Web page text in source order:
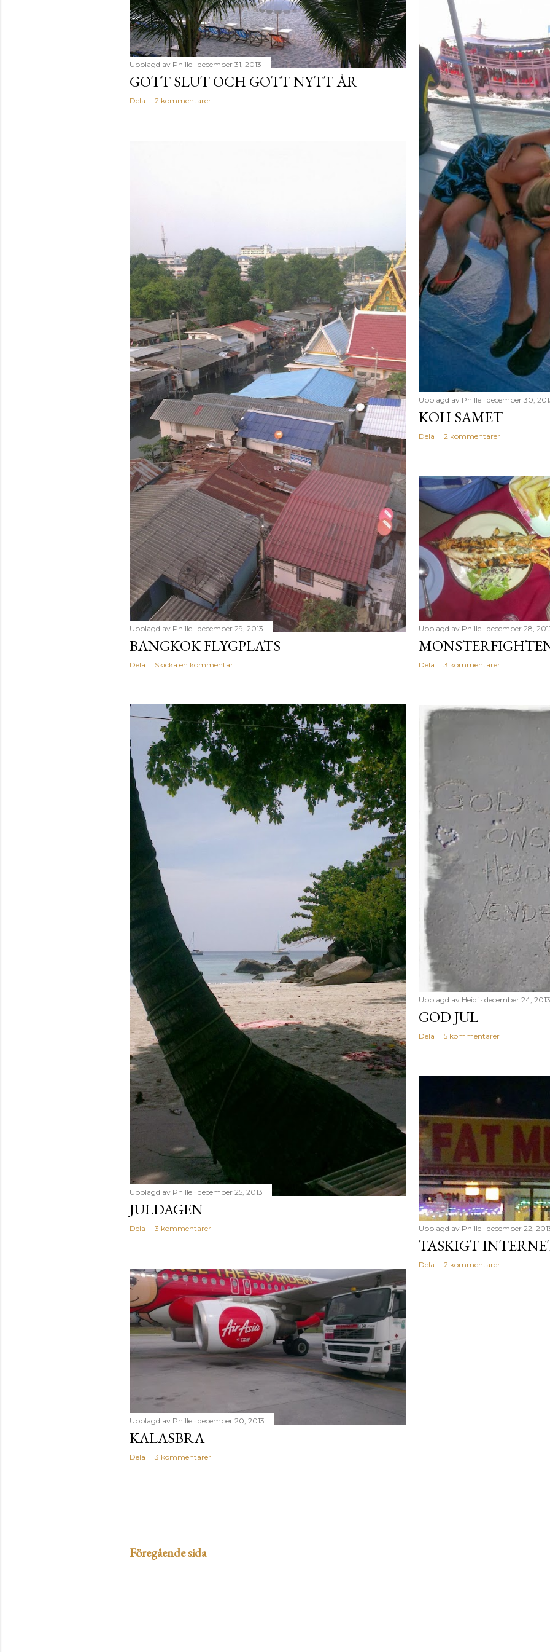
Upplagd av Phille december 31, 2013
GOTT SLUT OCH GOTT NYTT ÅR
Dela 2 kommentarer
Upplagd av Phille december 30,
KOH SAMET
Dela 2 kommentarer
Upplagd av Phille december 29, 2013
BANGKOK FLYGPLATS
Dela Skicka en kommentar
Upplagd av Phille december 28,
Dela 3 kommentarer
Upplagd av Phille december 25, 2013
JULDAGEN
Dela 3 kommentarer
Upplagd av Heidi december 24, 2013
GOD JUL
Dela 5 kommentarer
Upplagd av Phille december 22,
TASKIGT
Dela 2 kommentarer
Upplagd av Phille december 20, 2013
KALASBRA
Dela 3 kommentarer
Föregående sida